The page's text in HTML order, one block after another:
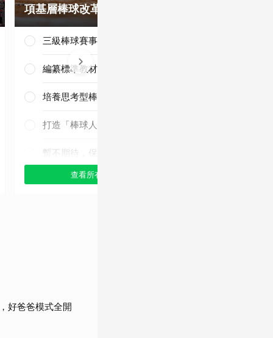
項基層棒球改革？
三級棒球賽事正常化
編纂標準教材與導入運科防護
培養思考型棒球人才
打造「棒球人之家」
暫不期待，保持觀望
查看所有選項
好爸爸模式全開